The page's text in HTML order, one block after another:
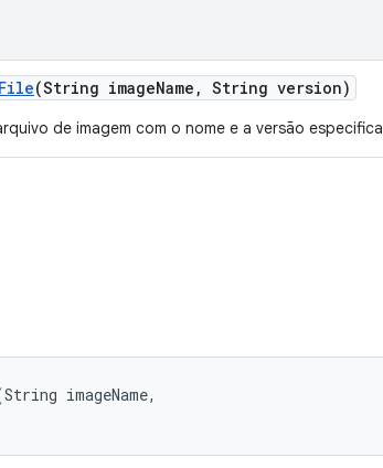
File(String imageName , String version)
de imagem com o nome e a versão
imageName,